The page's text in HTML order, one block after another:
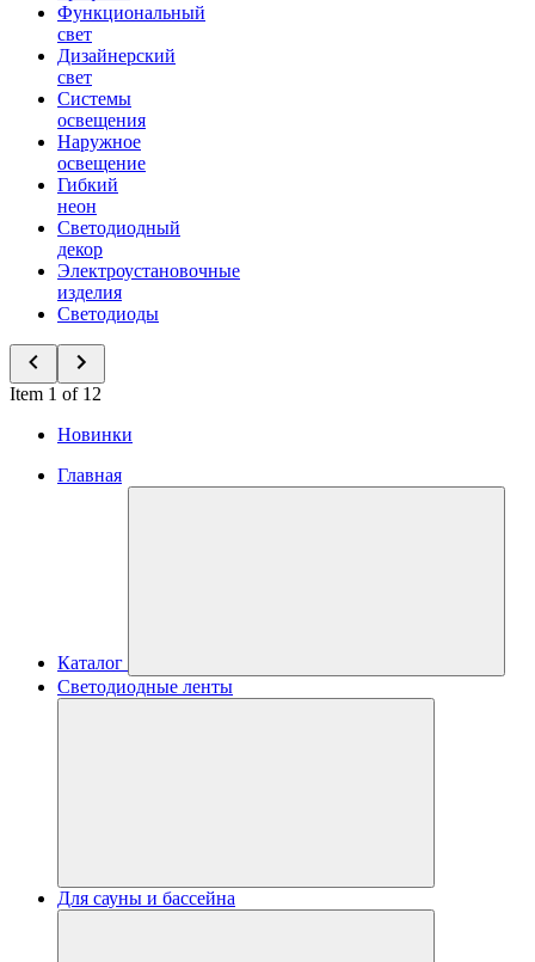
Функциональный
свет
Дизайнерский
свет
Системы
освещения
Наружное
освещение
Гибкий
неон
Светодиодный
декор
Электроустановочные
изделия
Светодиоды
Item 1 of 12
Новинки
Главная
Каталог
Светодиодные ленты
Для сауны и бассейна